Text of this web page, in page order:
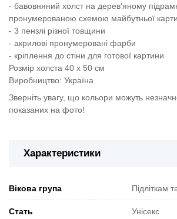
- бавовняний холст на дерев'яному
пронумерованою схемою майбутньої
- 3 пензлі різної товщини
- акрилові пронумеровані фарби
- кріплення до стіни для готової картини
Розмір холста 40 х 50 см
Виробництво: Україна
Зверніть увагу, що кольори можуть
показаних на фото!
Характеристики
Вікова група Підліткам
Стать Унісекс